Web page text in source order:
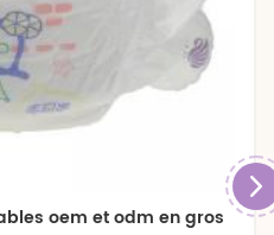
oem et odm en gros